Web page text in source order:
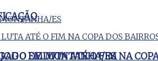
EM MONTANHA/ES
DE LUTA ATÉ O FIM NA